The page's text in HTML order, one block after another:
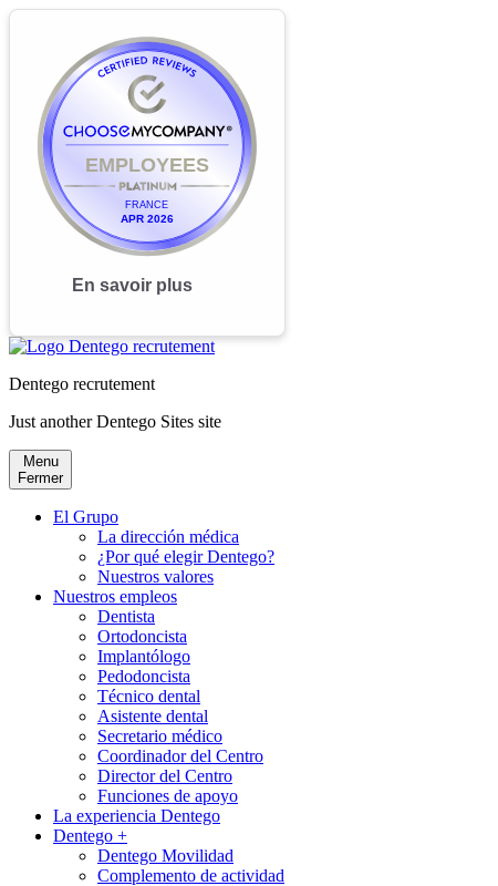
Dentego recrutement
Just another Dentego Sites site
Menu
Fermer
El Grupo
La dirección médica
¿Por qué elegir Dentego?
Nuestros valores
Nuestros empleos
Dentista
Ortodoncista
Implantólogo
Pedodoncista
Técnico dental
Asistente dental
Secretario médico
Coordinador del Centro
Director del Centro
Funciones de apoyo
La experiencia Dentego
Dentego +
Dentego Movilidad
Complemento de actividad